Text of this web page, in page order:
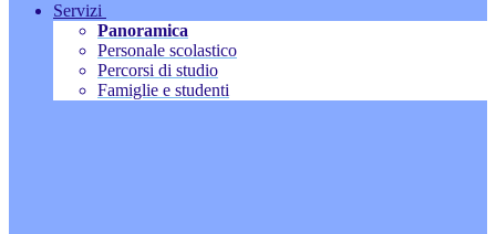
Servizi
Panoramica
Personale scolastico
Percorsi di studio
Famiglie e studenti